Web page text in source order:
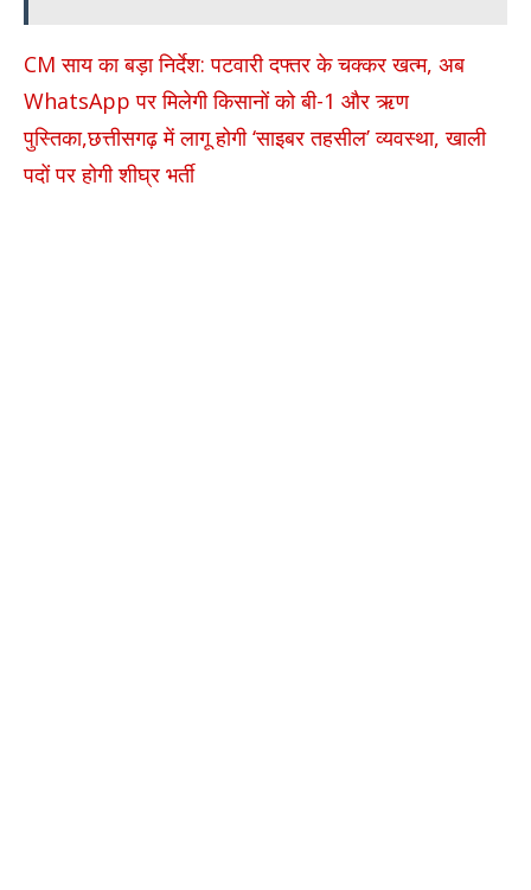
CM साय का बड़ा निर्देश: पटवारी दफ्तर के चक्कर खत्म, अब
WhatsApp पर मिलेगी किसानों को बी-1 और ऋण
पुस्तिका,छत्तीसगढ़ में लागू होगी ‘साइबर तहसील’ व्यवस्था, खाली
पदों पर होगी शीघ्र भर्ती